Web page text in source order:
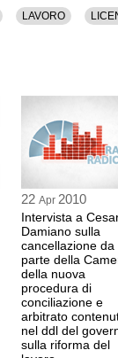
LAVORO
22 Apr 2010
Intervista a
Damiano sulla
cancellazione da
parte della
della nuova
procedura di
conciliazione e
arbitrato
nel ddl del
sulla riforma del